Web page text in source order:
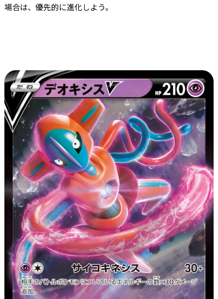
場合は、優先的に進化しよう。